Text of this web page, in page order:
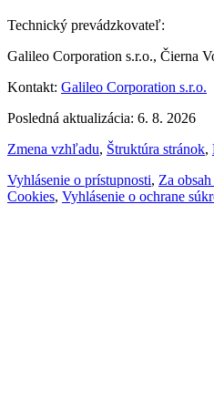
Technický prevádzkovateľ:
Galileo Corporation s.r.o., Čierna
Kontakt: Galileo Corporation s.r.o.
Posledná aktualizácia: 6. 8. 2026
Zmena vzhľadu, Štruktúra stránok,
Vyhlásenie o prístupnosti, Za
Cookies, Vyhlásenie o ochrane